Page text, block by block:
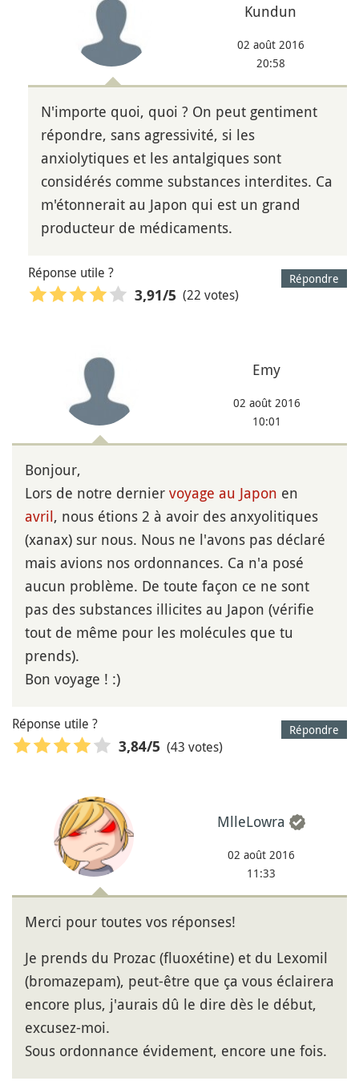
Kundun
02 août 2016
20:58
N'importe quoi, quoi ? On peut gentiment
répondre, sans agressivité, si les
anxiolytiques et les antalgiques sont
considérés comme substances interdites. Ca
m'étonnerait au Japon qui est un grand
producteur de médicaments.
Répondre
Réponse utile ?
3,91/5 (22 votes)
Emy
02 août 2016
10:01
Bonjour,
Lors de notre dernier voyage au Japon en
avril, nous étions 2 à avoir des anxyolitiques
(xanax) sur nous. Nous ne l'avons pas déclaré
mais avions nos ordonnances. Ca n'a posé
aucun problème. De toute façon ce ne sont
pas des substances illicites au Japon (vérifie
tout de même pour les molécules que tu
prends).
Bon voyage ! :)
Répondre
Réponse utile ?
3,84/5 (43 votes)
MlleLowra
02 août 2016
11:33
Merci pour toutes vos réponses!
Je prends du Prozac (fluoxétine) et du Lexomil
(bromazepam), peut-être que ça vous éclairera
encore plus, j'aurais dû le dire dès le début,
excusez-moi.
Sous ordonnance évidement, encore une fois.